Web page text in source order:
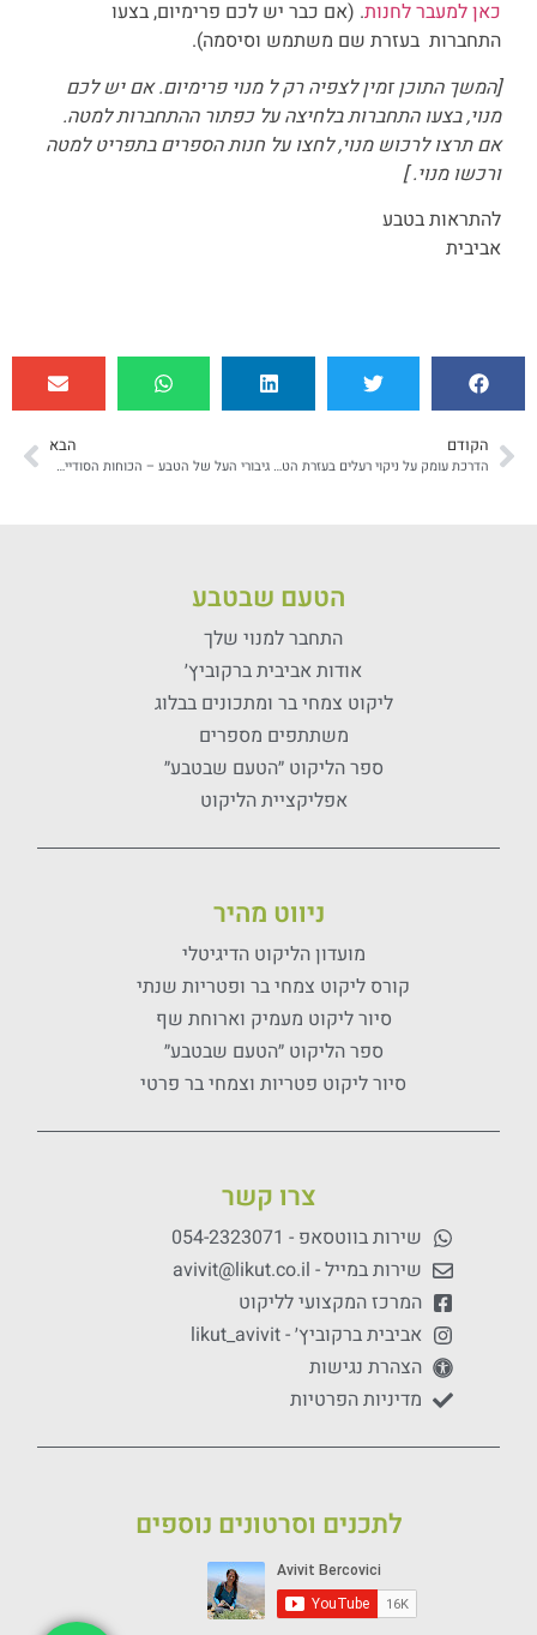
כאן למעבר לחנות. (אם כבר יש לכם פרימיום, בצעו
התחברות בעזרת שם משתמש וסיסמה).
[המשך התוכן זמין לצפיה רק ל מנוי פרימיום. אם יש לכם
מנוי, בצעו התחברות בלחיצה על כפתור ההתחברות למטה.
אם תרצו לרכוש מנוי, לחצו על חנות הספרים בתפריט למטה
ורכשו מנוי. ]
להתראות בטבע
אביבית
הקודם
הדרכת עומק על ניקוי רעלים בעזרת הטבע
הבא
גיבורי העל של הטבע – הכוחות הסודיים של העצים (יוני 21)
הטעם שבטבע
התחבר למנוי שלך
אודות אביבית ברקוביץ׳
ליקוט צמחי בר ומתכונים בבלוג
משתתפים מספרים
ספר הליקוט ״הטעם שבטבע״
אפליקציית הליקוט
ניווט מהיר
מועדון הליקוט הדיגיטלי
קורס ליקוט צמחי בר ופטריות שנתי
סיור ליקוט מעמיק וארוחת שף
ספר הליקוט ״הטעם שבטבע״
סיור ליקוט פטריות וצמחי בר פרטי
צרו קשר
שירות בווטסאפ - 054-2323071
שירות במייל - avivit@likut.co.il
המרכז המקצועי לליקוט
אביבית ברקוביץ׳ - likut_avivit
הצהרת נגישות
מדיניות הפרטיות
לתכנים וסרטונים נוספים